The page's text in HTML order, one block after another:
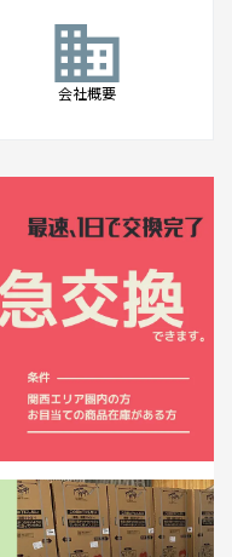
business
会社概要